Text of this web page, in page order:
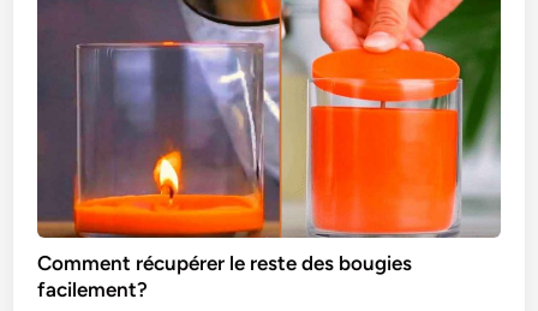
Comment récupérer le reste des bougies
facilement?